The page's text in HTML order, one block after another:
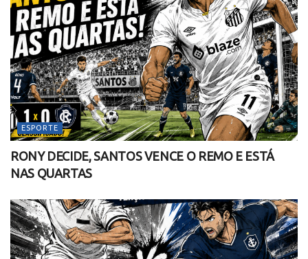
ESPORTE
RONY DECIDE, SANTOS VENCE O REMO E ESTÁ
NAS QUARTAS